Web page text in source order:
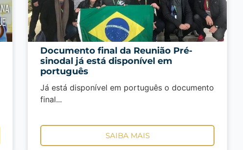
Documento final da Reunião Pré-
sinodal já está disponível em
português
Já está disponível em português o documento
final...
SAIBA MAIS